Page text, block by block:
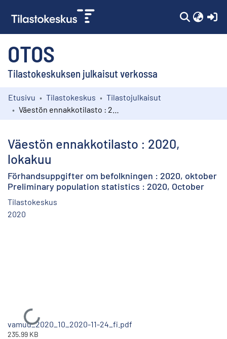
OTOS
Tilastokeskuksen julkaisut verkossa
Kokoelmat
Etusivu Tilastokeskus
Tilastojulkaisut
Väestön ennakkotilasto : 2020,
lokakuu
Förhandsuppgifter om befolkningen : 2020, oktober
Preliminary population statistics : 2020, October
Tilastokeskus
2020
Ladataan...
vamuu_2020_10_2020-11-24_fi.pdf
235.99 KB